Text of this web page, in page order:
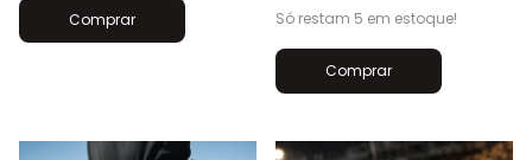
Só restam 5 em estoque!